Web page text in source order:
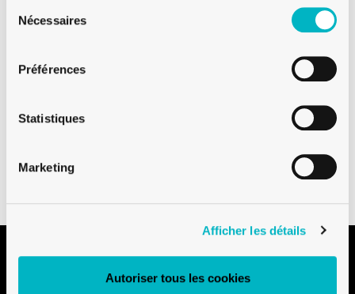
Nécessaires
Préférences
Statistiques
Marketing
Afficher les détails
Autoriser tous les cookies
Disponible